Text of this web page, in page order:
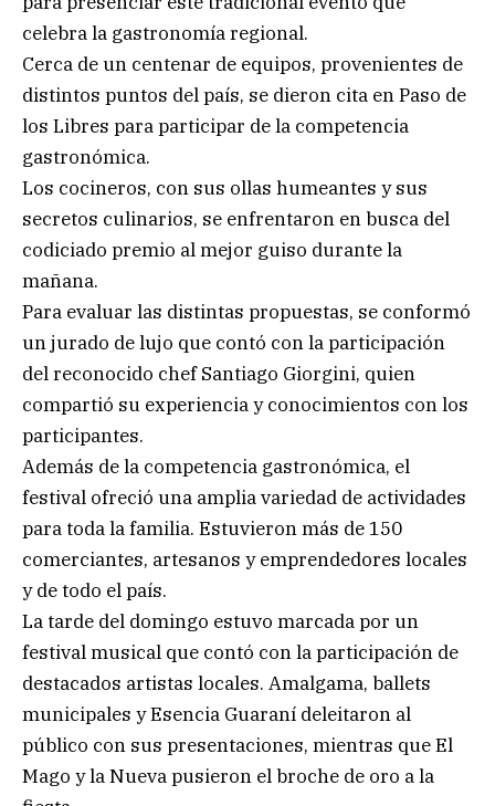
celebra la gastronomía regional.
Cerca de un centenar de equipos, provenientes de
distintos puntos del país, se dieron cita en Paso de
los Libres para participar de la competencia
gastronómica.
Los cocineros, con sus ollas humeantes y sus
secretos culinarios, se enfrentaron en busca del
codiciado premio al mejor guiso durante la
mañana.
Para evaluar las distintas propuestas, se conformó
un jurado de lujo que contó con la participación
del reconocido chef Santiago Giorgini, quien
compartió su experiencia y conocimientos con los
participantes.
Además de la competencia gastronómica, el
festival ofreció una amplia variedad de actividades
para toda la familia. Estuvieron más de 150
comerciantes, artesanos y emprendedores locales
y de todo el país.
La tarde del domingo estuvo marcada por un
festival musical que contó con la participación de
destacados artistas locales. Amalgama, ballets
municipales y Esencia Guaraní deleitaron al
público con sus presentaciones, mientras que El
Mago y la Nueva pusieron el broche de oro a la